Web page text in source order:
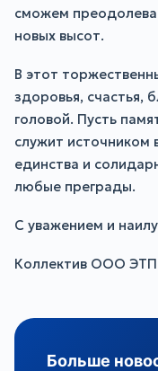
сможем
новых высот.
В этот
здоровья, счастья,
головой. Пусть
служит источником
единства и
любые преграды.
С уважением и
Коллектив ООО
Больше